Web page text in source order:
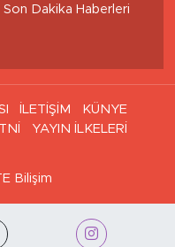
Son Dakika Haberleri
İLETİŞİM
KÜNYE
YAYIN İLKELERİ
Bilişim